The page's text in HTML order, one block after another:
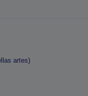
artes)